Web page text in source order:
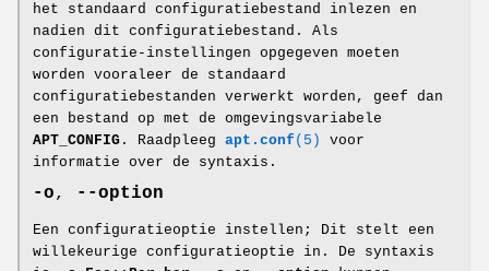
het standaard configuratiebestand inlezen en
nadien dit configuratiebestand. Als
configuratie-instellingen opgegeven moeten
worden vooraleer de standaard
configuratiebestanden verwerkt worden, geef dan
een bestand op met de omgevingsvariabele
APT_CONFIG . Raadpleeg apt.conf (5)
voor
informatie over de syntaxis.
-o, --option
Een configuratieoptie instellen; Dit stelt een
willekeurige configuratieoptie in. De syntaxis